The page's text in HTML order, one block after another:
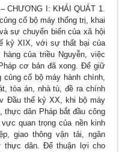
CHƯƠNG I: KHÁI QUÁT 1.
cố bộ máy thống trị, khai
sự chuyển biến của xã hội
kỷ XIX, với sự thất bại của
của triều Nguyễn, việc
cơ bản đã xong. Để giữ
cố bộ máy hành chính,
tòa án, nhà tù, đề ra chính
Đầu thế kỷ XX, khi bộ máy
dân Pháp bắt đầu công
quan trọng của nền kinh
giao thông vận tải, ngân
thực dân. Để thuận lợi cho